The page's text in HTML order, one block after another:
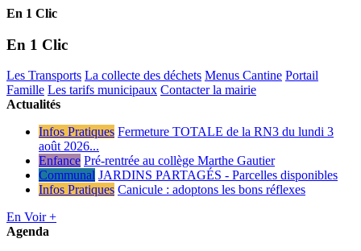
En 1 Clic
En 1 Clic
Les Transports La collecte des déchets Menus Cantine Portail
Famille Les tarifs municipaux Contacter la mairie
Actualités
Infos Pratiques Fermeture TOTALE de la RN3 du lundi 3
août 2026...
Enfance Pré-rentrée au collège Marthe Gautier
Communal JARDINS PARTAGÉS - Parcelles disponibles
Infos Pratiques Canicule : adoptons les bons réflexes
En Voir +
Agenda